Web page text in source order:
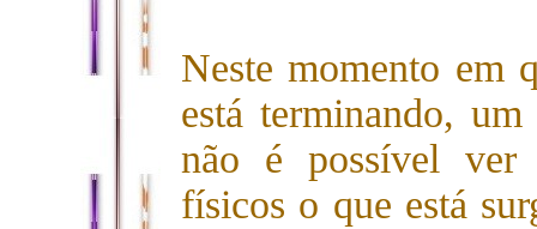
Neste momento em
está terminando,
não é possível ver
físicos o que está